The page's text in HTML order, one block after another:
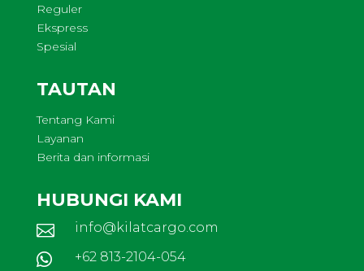
Reguler
Ekspress
Spesial
TAUTAN
Tentang Kami
Layanan
Berita dan informasi
HUBUNGI KAMI
 info@kilatcargo.com
 +62 813-2104-054